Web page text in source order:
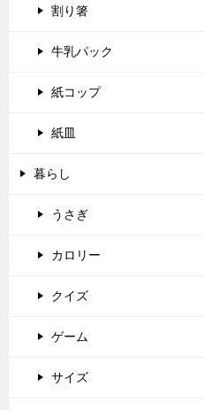
割り箸
牛乳パック
紙コップ
紙皿
暮らし
うさぎ
カロリー
クイズ
ゲーム
サイズ